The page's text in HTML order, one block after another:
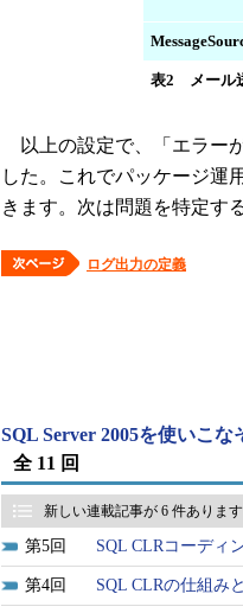
表2 メール
以上の設定で、「エラー
した。これでパッケージ運
きます。次は問題を特定す
ログ出力の定義
SQL Server 2005を使いこな
全 11 回
新しい連載記事が 6 件あります
5 SQL CLRコーディ
4 SQL CLRの仕組み